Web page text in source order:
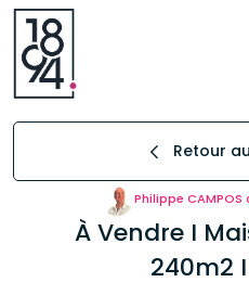
Retour
Philippe
À Vendre I
240m2